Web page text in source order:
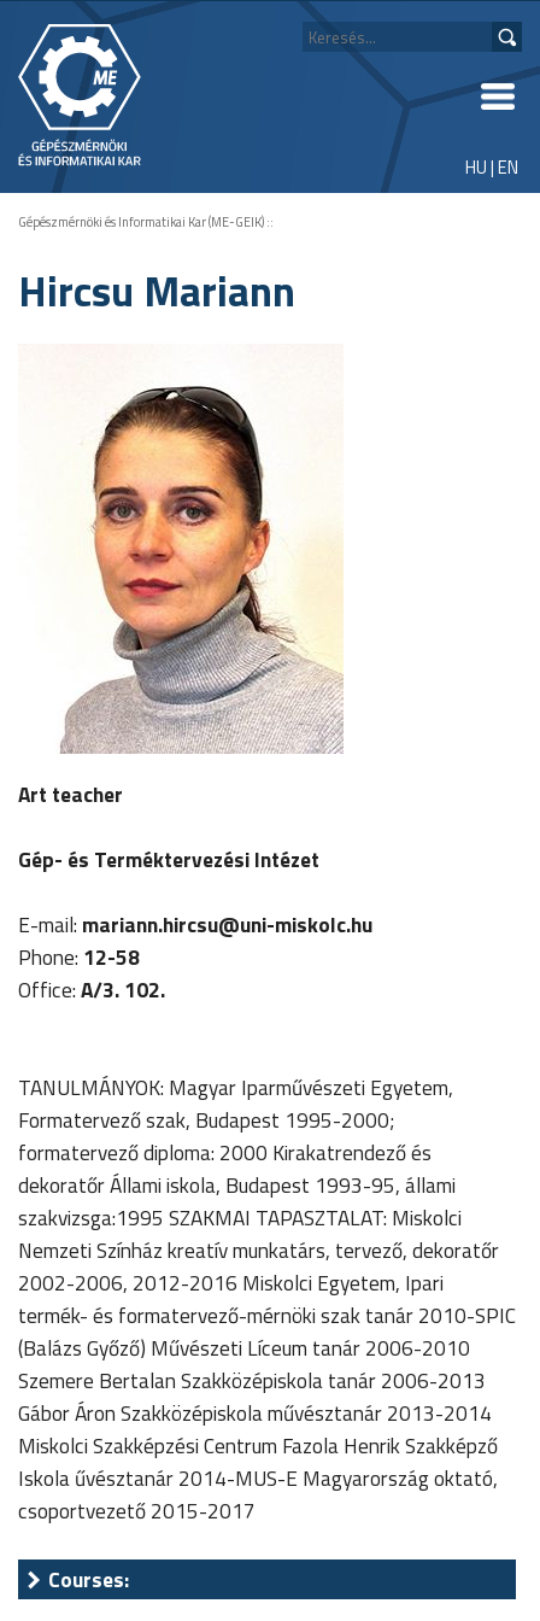
HU|EN
Gépészmérnöki és Informatikai Kar (ME-GEIK)::
Hircsu Mariann
Art teacher
Gép- és Terméktervezési Intézet
E-mail: mariann.hircsu@uni-miskolc.hu
Phone: 12-58
Office:A/3. 102.
TANULMÁNYOK: Magyar Iparművészeti Egyetem,
Formatervező szak, Budapest 1995-2000;
formatervező diploma: 2000 Kirakatrendező és
dekoratőr Állami iskola, Budapest 1993-95, állami
szakvizsga:1995 SZAKMAI TAPASZTALAT: Miskolci
Nemzeti Színház kreatív munkatárs, tervező, dekoratőr
2002-2006, 2012-2016 Miskolci Egyetem, Ipari
termék- és formatervező-mérnöki szak tanár 2010-SPIC
(Balázs Győző) Művészeti Líceum tanár 2006-2010
Szemere Bertalan Szakközépiskola tanár 2006-2013
Gábor Áron Szakközépiskola művésztanár 2013-2014
Miskolci Szakképzési Centrum Fazola Henrik Szakképző
Iskola űvésztanár 2014-MUS-E Magyarország oktató,
csoportvezető 2015-2017
Courses: